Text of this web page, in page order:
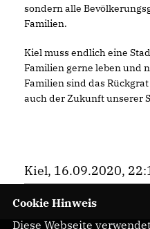
sondern alle
Familien.
Kiel muss endlich eine
Familien gerne leben und
Familien sind das
auch der Zukunft unserer
Kiel, 16.09.2020,
Cookie Hinweis
Diese Webseite